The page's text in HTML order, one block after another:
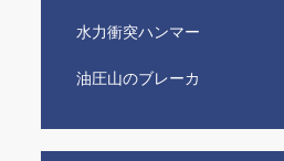
水力衝突ハンマー
油圧山のブレーカ